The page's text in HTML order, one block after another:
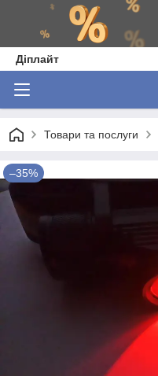
Діплайт
Товари та послуги
–35%